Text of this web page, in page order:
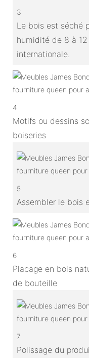
3
Le bois est séché
humidité de 8 à
internationale.
4
Motifs ou dessins
boiseries
5
Assembler le bois
6
Placage en bois
de bouteille
7
Polissage du